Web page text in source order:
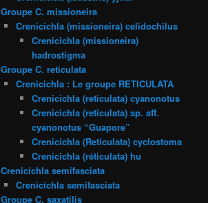
Groupe C. missioneira
Crenicichla (missioneira) celidochilus
Crenicichla (missioneira)
hadrostigma
Groupe C. reticulata
Crenicichla : Le groupe RETICULATA
Crenicichla (reticulata) cyanonotus
Crenicichla (reticulata) sp. aff.
cyanonotus “Guapore”
Crenicichla (Reticulata) cyclostoma
Crenicichla (réticulata) hu
Crenicichla semifasciata
Crenicichla semifasciata
Groupe C. saxatilis